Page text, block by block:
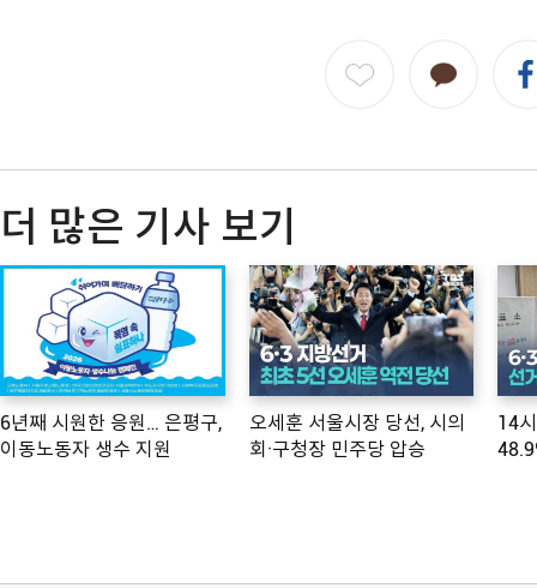
더 많은 기사 보기
6년째 시원한 응원… 은평구,
이동노동자 생수 지원
오세훈 서울시장 당선, 시의
회·구청장 민주당 압승
14